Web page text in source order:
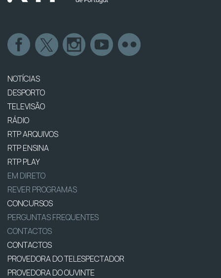
NOTÍCIAS
DESPORTO
TELEVISÃO
RÁDIO
RTP ARQUIVOS
RTP ENSINA
RTP PLAY
EM DIRETO
REVER PROGRAMAS
CONCURSOS
PERGUNTAS FREQUENTES
CONTACTOS
CONTACTOS
PROVEDORA DO TELESPECTADOR
PROVEDORA DO OUVINTE